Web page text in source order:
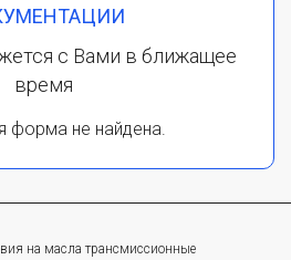
с Вами в ближащее
время
форма не найдена.
на масла трансмиссионные